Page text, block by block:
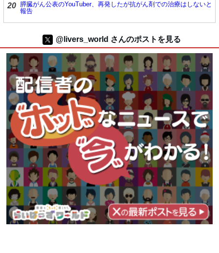
20 膵臓がん公表のYouTuber、再発したが抗がん剤での治療はしないと
報告
@livers_world さんのポストを見る